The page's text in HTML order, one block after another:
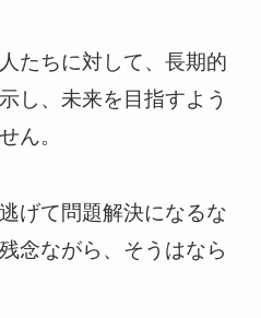
たちに対して、長期的
し、未来を目指すよう
ん。
げて問題解決になるな
念ながら、そうはなら